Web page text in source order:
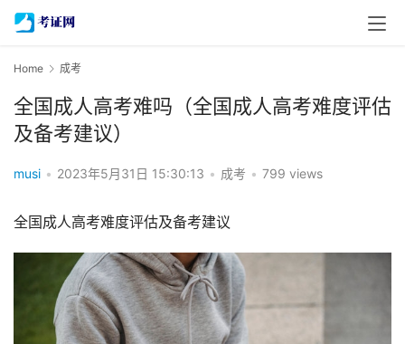
Home 成考
全国成人高考难吗（全国成人高考难度评估
及备考建议）
musi • 2023年5月31日 15:30:13 • 成考 • 799 views
全国成人高考难度评估及备考建议